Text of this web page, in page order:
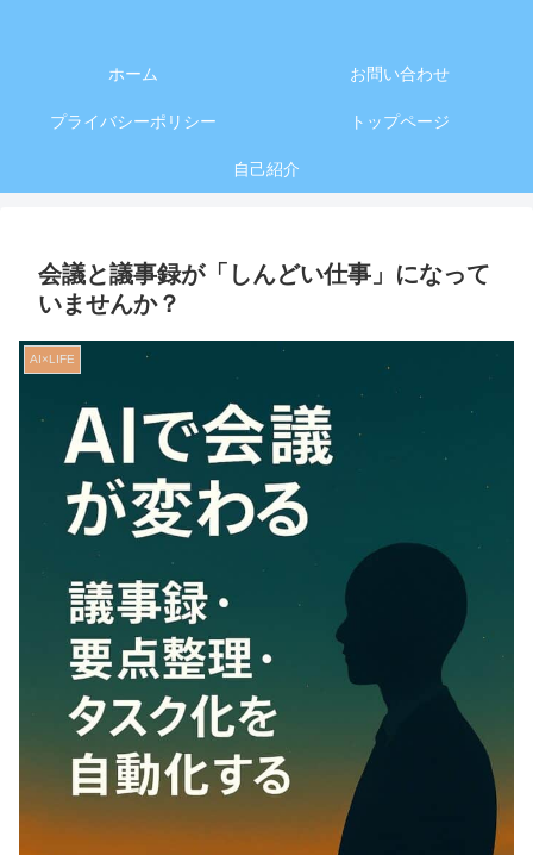
ホーム お問い合わせ
プライバシーポリシー トップページ
自己紹介
会議と議事録が「しんどい仕事」になって
いませんか？
AI×LIFE